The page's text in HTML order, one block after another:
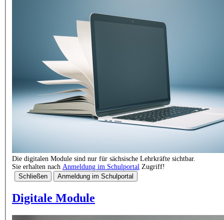
Die digitalen Module sind nur für sächsische Lehrkräfte sichtbar.
Sie erhalten nach Anmeldung im Schulportal Zugriff!
Schließen
Anmeldung im Schulportal
Digitale Module